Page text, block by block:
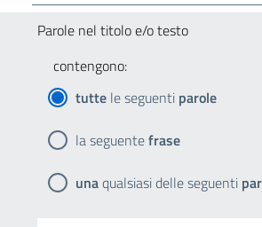
Parole nel titolo e/o testo
contengono:
tutte le seguenti parole
la seguentefrase
unaqualsiasi delle seguenti